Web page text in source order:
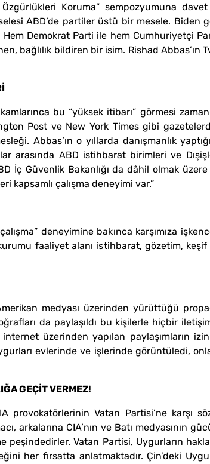
Özgürlükleri Koruma” sempozyumuna
ABD’de partiler üstü bir mesele. Biden
Hem Demokrat Parti ile hem Cumhuriyetçi
bağlılık bildiren bir isim. Rishad Abbas’ın
bu “yüksek itibarı” görmesi
Post ve New York Times gibi
Abbas’ın o yıllarda danışmanlık
arasında ABD istihbarat birimleri ve
İç Güvenlik Bakanlığı da dâhil olmak
kapsamlı çalışma deneyimi var.”
deneyimine bakınca karşımıza
faaliyet alanı istihbarat, gözetim,
medyası üzerinden yürüttüğü
da paylaşıldı bu kişilerle hiçbir
üzerinden yapılan paylaşımların
evlerinde ve işlerinde görüntüledi,
GEÇİT VERMEZ!
provokatörlerinin Vatan Partisi’ne karşı
arkalarına CIA’nın ve Batı medyasının
Vatan Partisi, Uygurların
her fırsatta anlatmaktadır. Çin’deki